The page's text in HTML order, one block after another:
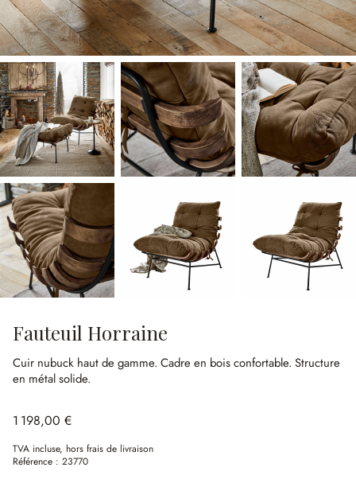
Fauteuil Horraine
Cuir nubuck haut de gamme. Cadre en bois confortable. Structure
en métal solide.
1 198,00 €
TVA incluse, hors frais de livraison
Référence : 23770